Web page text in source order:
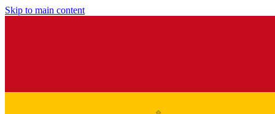
Skip to main content